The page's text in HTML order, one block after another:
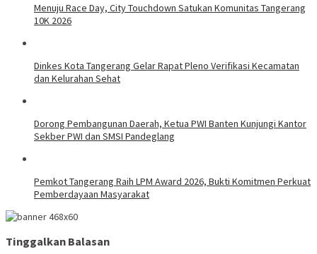
Menuju Race Day, City Touchdown Satukan Komunitas Tangerang
10K 2026
Dinkes Kota Tangerang Gelar Rapat Pleno Verifikasi Kecamatan
dan Kelurahan Sehat
Dorong Pembangunan Daerah, Ketua PWI Banten Kunjungi Kantor
Sekber PWI dan SMSI Pandeglang
Pemkot Tangerang Raih LPM Award 2026, Bukti Komitmen Perkuat
Pemberdayaan Masyarakat
Tinggalkan Balasan